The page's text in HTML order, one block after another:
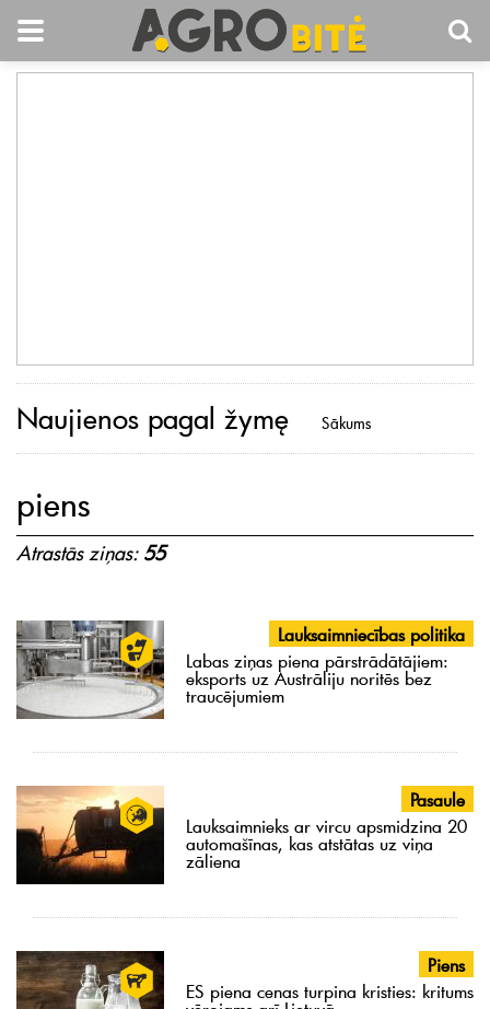
Naujienos pagal žymę Sākums
piens
Atrastās ziņas: 55
Lauksaimniecības politika
Labas ziņas piena pārstrādātājiem:
eksports uz Austrāliju noritēs bez
traucējumiem
Pasaule
Lauksaimnieks ar vircu apsmidzina 20
automašīnas, kas atstātas uz viņa
zāliena
Piens
ES piena cenas turpina kristies: kritums